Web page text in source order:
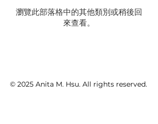
瀏覽此部落格中的其他類別或稍後回
來查看。
© 2025 Anita M. Hsu. All rights reserved.